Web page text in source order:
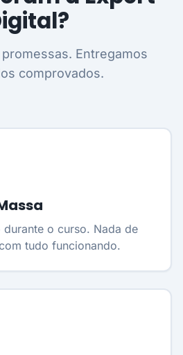
Entregamos
comprovados.
o curso. Nada de
tudo funcionando.